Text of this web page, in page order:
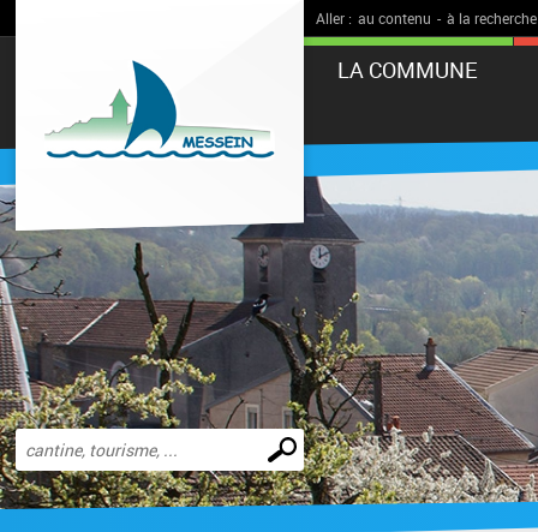
Aller : au contenu - à la recherche
LA COMMUNE
Effectuer
une
recherche